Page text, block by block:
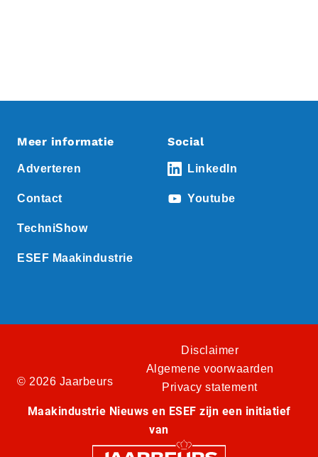
Meer informatie
Adverteren
Contact
TechniShow
ESEF Maakindustrie
Social
LinkedIn
Youtube
© 2026 Jaarbeurs
Disclaimer
Algemene voorwaarden
Privacy statement
Maakindustrie Nieuws en ESEF zijn een initiatief
van